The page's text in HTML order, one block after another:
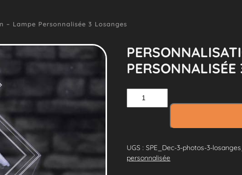
– Lampe Personnalisée 3 Losanges
PERSONNALISÉE
Personnalisée
3
Losanges
UGS :SPE_Dec-3-photos-3-
personnalisée